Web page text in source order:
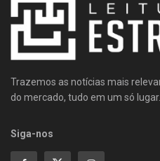
Trazemos as notícias mais
do mercado, tudo em um só lugar.
Siga-nos